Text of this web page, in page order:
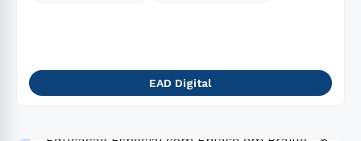
EAD Digital